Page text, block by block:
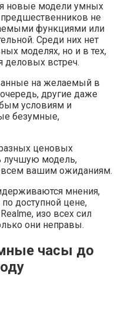
новые модели умных
предшественников не
функциями или
Среди них нет
моделях, но и в тех,
деловых встреч.
на желаемый в
другие даже
условиям и
безумные,
ценовых
лучшую модель,
всем вашим ожиданиям.
мнения,
доступной цене,
изо всех сил
они неправы.
часы до